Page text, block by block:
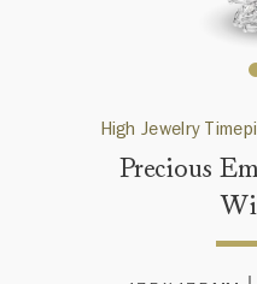
High Jewelry
Precious